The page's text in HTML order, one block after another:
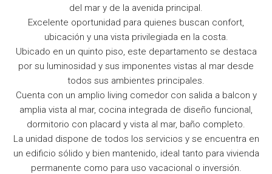
del mar y de la avenida principal.
Excelente oportunidad para quienes buscan confort,
ubicación y una vista privilegiada en la costa.
Ubicado en un quinto piso, este departamento se destaca
por su luminosidad y sus imponentes vistas al mar desde
todos sus ambientes principales.
Cuenta con un amplio living comedor con salida a balcon y
amplia vista al mar, cocina integrada de diseño funcional,
dormitorio con placard y vista al mar, baño completo.
La unidad dispone de todos los servicios y se encuentra en
un edificio sólido y bien mantenido, ideal tanto para vivienda
permanente como para uso vacacional o inversión.